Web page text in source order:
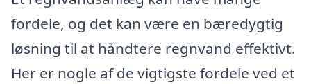
fordele, og det kan være en bæredygtig
løsning til at håndtere regnvand effektivt.
Her er nogle af de vigtigste fordele ved et